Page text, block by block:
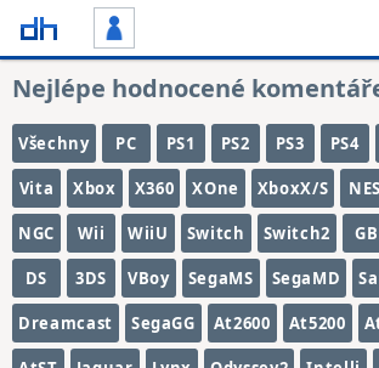
Nejlépe hodnocené
Všechny PC PS1 PS2 PS3 PS4
Vita Xbox X360 XOne XboxX/S NES
NGC Wii WiiU Switch Switch2 GB
DS 3DS VBoy SegaMS SegaMD
Dreamcast SegaGG At2600 At5200